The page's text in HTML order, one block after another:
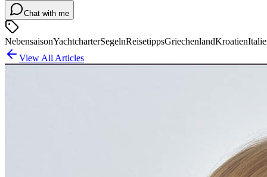
Chat with me
NebensaisonYachtcharterSegelnReisetippsGriechenlandKroatien
View All Articles